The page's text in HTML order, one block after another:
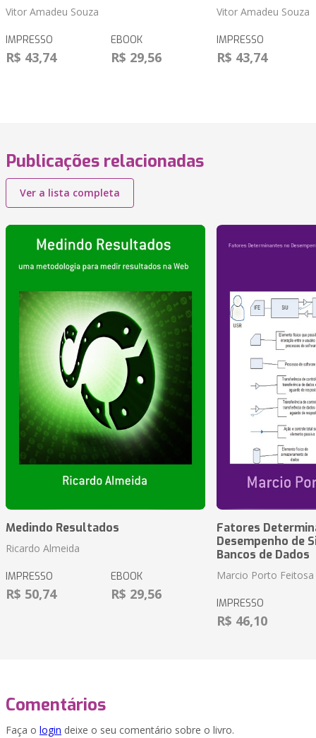
Vitor Amadeu Souza
IMPRESSO
R$ 43,74
EBOOK
R$ 29,56
Vitor Amadeu Souza
IMPRESSO
R$ 43,74
Publicações relacionadas
Ver a lista completa
Medindo Resultados
Ricardo Almeida
IMPRESSO
R$ 50,74
EBOOK
R$ 29,56
Fatores
Desempenho de
Bancos de Dados
Marcio Porto Feitosa
IMPRESSO
R$ 46,10
Comentários
Faça o login deixe o seu comentário sobre o livro.